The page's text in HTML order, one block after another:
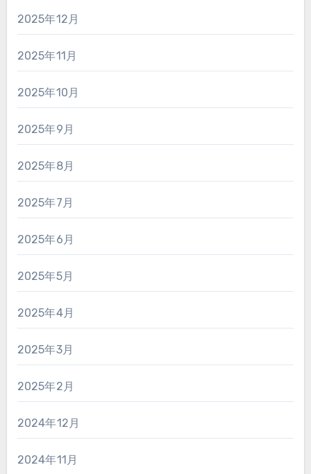
2025年12月
2025年11月
2025年10月
2025年9月
2025年8月
2025年7月
2025年6月
2025年5月
2025年4月
2025年3月
2025年2月
2024年12月
2024年11月